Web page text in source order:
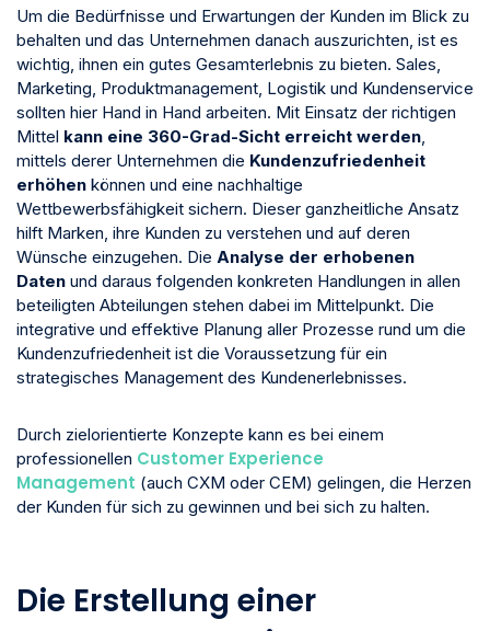
Um die Bedürfnisse und Erwartungen der Kunden im Blick zu
behalten und das Unternehmen danach auszurichten, ist es
wichtig, ihnen ein gutes Gesamterlebnis zu bieten. Sales,
Marketing, Produktmanagement, Logistik und Kundenservice
sollten hier Hand in Hand arbeiten. Mit Einsatz der richtigen
Mittel kann eine 360-Grad-Sicht erreicht werden
mittels derer Unternehmen die Kundenzufriedenheit
erhöhen können und eine nachhaltige
Wettbewerbsfähigkeit sichern. Dieser ganzheitliche Ansatz
hilft Marken, ihre Kunden zu verstehen und auf deren
Wünsche einzugehen. Die Analyse der erhobenen
Daten und daraus folgenden konkreten Handlungen in allen
beteiligten Abteilungen stehen dabei im Mittelpunkt. Die
integrative und effektive Planung aller Prozesse rund um die
Kundenzufriedenheit ist die Voraussetzung für ein
strategisches Management des Kundenerlebnisses.
Durch zielorientierte Konzepte kann es bei einem
professionellen Customer Experience
Management (auch CXM oder CEM) gelingen, die Herzen
der Kunden für sich zu gewinnen und bei sich zu halten.
Die Erstellung einer